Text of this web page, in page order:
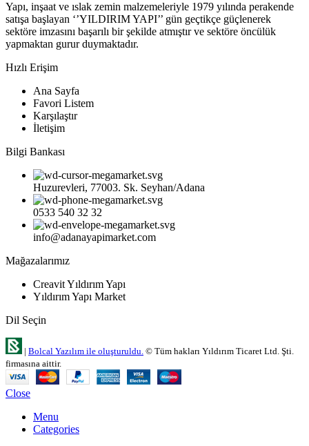
Yapı, inşaat ve ıslak zemin malzemeleriyle 1979 yılında perakende
satışa başlayan ‘’YILDIRIM YAPI’’ gün geçtikçe güçlenerek
sektöre imzasını başarılı bir şekilde atmıştır ve sektöre öncülük
yapmaktan gurur duymaktadır.
Hızlı Erişim
Ana Sayfa
Favori Listem
Karşılaştır
İletişim
Bilgi Bankası
Huzurevleri, 77003. Sk. Seyhan/Adana
0533 540 32 32
info@adanayapimarket.com
Mağazalarımız
Creavit Yıldırım Yapı
Yıldırım Yapı Market
Dil Seçin
| Bolcal Yazılım ile oluşturuldu. © Tüm hakları Yıldırım Ticaret Ltd. Şti.
firmasına aittir.
Close
Menu
Categories